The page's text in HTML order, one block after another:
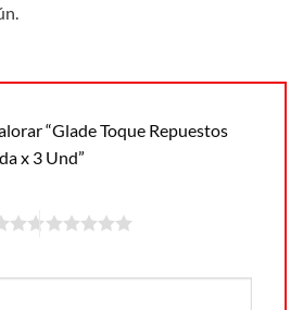
“Glade Toque Repuestos
x 3 Und”